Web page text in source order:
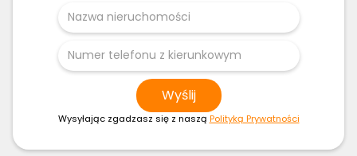
Wysyłając zgadzasz się z naszą Polityką Prywatności